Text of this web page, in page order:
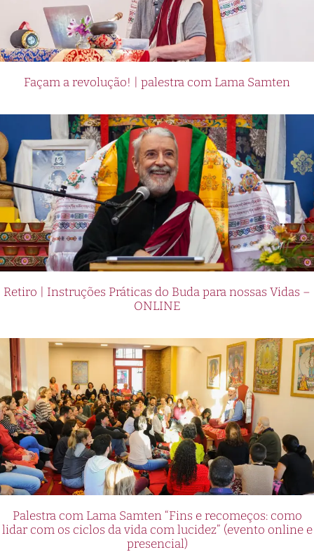
Façam a revolução! | palestra com Lama Samten
Retiro | Instruções Práticas do Buda para nossas Vidas –
ONLINE
Palestra com Lama Samten “Fins e recomeços: como
lidar com os ciclos da vida com lucidez” (evento online e
presencial)